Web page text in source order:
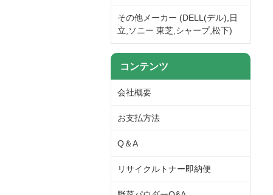
その他メーカー (DELL(デル),日
立,ソニー 東芝,シャープ,松下)
コンテンツ
会社概要
お支払方法
Q＆A
リサイクルトナー即納便